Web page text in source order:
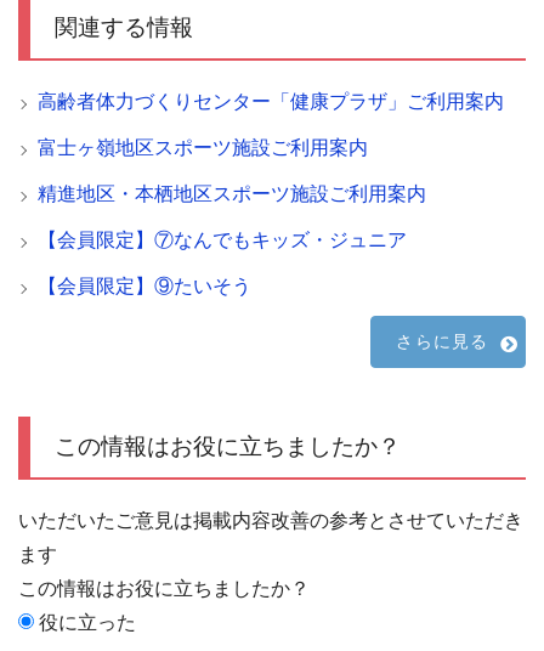
関連する情報
高齢者体力づくりセンター「健康プラザ」ご利用案内
富士ヶ嶺地区スポーツ施設ご利用案内
精進地区・本栖地区スポーツ施設ご利用案内
【会員限定】⑦なんでもキッズ・ジュニア
【会員限定】⑨たいそう
さらに見る
この情報はお役に立ちましたか？
いただいたご意見は掲載内容改善の参考とさせていただき
ます
この情報はお役に立ちましたか？
役に立った